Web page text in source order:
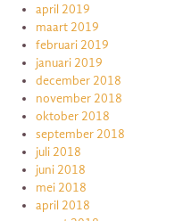
april 2019
maart 2019
februari 2019
januari 2019
december 2018
november 2018
oktober 2018
september 2018
juli 2018
juni 2018
mei 2018
april 2018